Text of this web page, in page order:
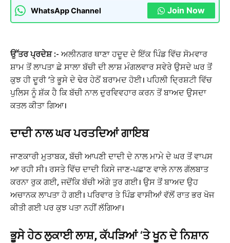
WhatsApp Channel Join Now
ਉੱਤਰ ਪ੍ਰਦੇਸ਼ :- ਅਲੀਨਗਰ ਥਾਣਾ ਹਦੂਦ ਦੇ ਇੱਕ ਪਿੰਡ ਵਿੱਚ ਸੋਮਵਾਰ
ਸ਼ਾਮ ਤੋਂ ਲਾਪਤਾ ਛੇ ਸਾਲਾ ਬੱਚੀ ਦੀ ਲਾਸ਼ ਮੰਗਲਵਾਰ ਸਵੇਰੇ ਉਸਦੇ ਘਰ ਤੋਂ
ਕੁਝ ਹੀ ਦੂਰੀ ‘ਤੇ ਭੂਸੇ ਦੇ ਢੇਰ ਹੇਠੋਂ ਬਰਾਮਦ ਹੋਈ। ਪਹਿਲੀ ਦ੍ਰਿਸ਼ਟੀ ਵਿੱਚ
ਪੁਲਿਸ ਨੂੰ ਸ਼ੱਕ ਹੈ ਕਿ ਬੱਚੀ ਨਾਲ ਦੁਰਵਿਵਹਾਰ ਕਰਨ ਤੋਂ ਬਾਅਦ ਉਸਦਾ
ਕਤਲ ਕੀਤਾ ਗਿਆ।
ਦਾਦੀ ਨਾਲ ਘਰ ਪਰਤਦਿਆਂ ਗਾਇਬ
ਜਾਣਕਾਰੀ ਮੁਤਾਬਕ, ਬੱਚੀ ਆਪਣੀ ਦਾਦੀ ਦੇ ਨਾਲ ਮਾਮੇ ਦੇ ਘਰ ਤੋਂ ਵਾਪਸ
ਆ ਰਹੀ ਸੀ। ਰਸਤੇ ਵਿੱਚ ਦਾਦੀ ਕਿਸੇ ਜਾਣ-ਪਛਾਣ ਵਾਲੇ ਨਾਲ ਗੱਲਬਾਤ
ਕਰਨਾ ਰੁਕ ਗਈ, ਜਦੋਂਕਿ ਬੱਚੀ ਅੱਗੇ ਤੁਰ ਗਈ। ਉਸ ਤੋਂ ਬਾਅਦ ਉਹ
ਅਚਾਨਕ ਲਾਪਤਾ ਹੋ ਗਈ। ਪਰਿਵਾਰ ਤੇ ਪਿੰਡ ਵਾਸੀਆਂ ਵੱਲੋਂ ਰਾਤ ਭਰ ਖੋਜ
ਕੀਤੀ ਗਈ ਪਰ ਕੁਝ ਪਤਾ ਨਹੀਂ ਲੱਗਿਆ।
ਭੂਸੇ ਹੇਠ ਲੁਕਾਈ ਲਾਸ਼, ਕੱਪੜਿਆਂ ‘ਤੇ ਖੂਨ ਦੇ ਨਿਸ਼ਾਨ